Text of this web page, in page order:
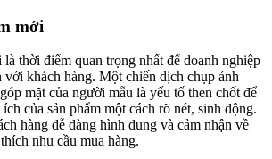
mới
là thời điểm quan trọng nhất để doanh nghiệp
với khách hàng. Một chiến dịch chụp ảnh
mặt của người mẫu là yếu tố then chốt để
của sản phẩm một cách rõ nét, sinh động.
hàng dễ dàng hình dung và cảm nhận về
nhu cầu mua hàng.